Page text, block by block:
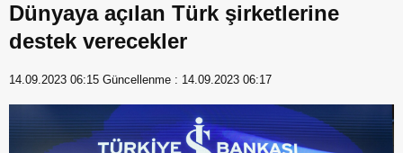
Dünyaya açılan Türk şirketlerine
destek verecekler
14.09.2023 06:15 Güncellenme : 14.09.2023 06:17